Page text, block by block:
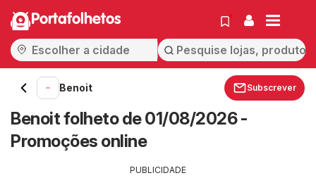
Portafolhetos
Benoit Subscrever
Benoit folheto de 01/08/2026 -
Promoções online
PUBLICIDADE